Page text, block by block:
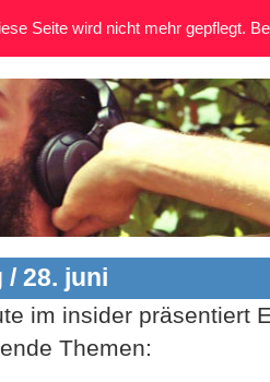
28. juni
im insider präsentiert
Themen:
Seite wird nicht mehr gepflegt.